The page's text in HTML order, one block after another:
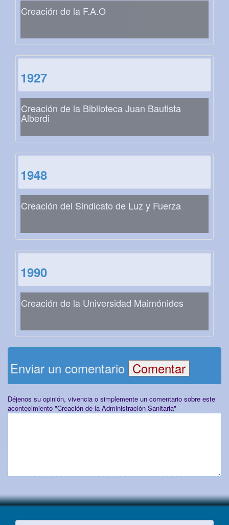
Creación de la F.A.O
1927
Creación de la Biblioteca Juan Bautista
Alberdi
1948
Creación del Sindicato de Luz y Fuerza
1990
Creación de la Universidad Maimónides
Enviar un comentario
Déjenos su opinión, vivencia o simplemente un comentario sobre este
acontecimiento "Creación de la Administración Sanitaria"